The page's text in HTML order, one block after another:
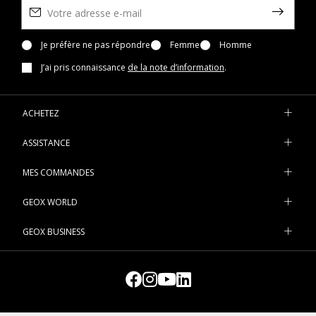
Je préfère ne pas répondre Femme
Homme
J’ai pris connaissance de la note d’information.
ACHETEZ
ASSISTANCE
MES COMMANDES
GEOX WORLD
GEOX BUSINESS